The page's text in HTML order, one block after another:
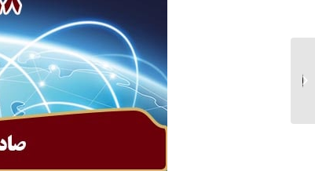
خرید سنگ نمک کاسه
ای